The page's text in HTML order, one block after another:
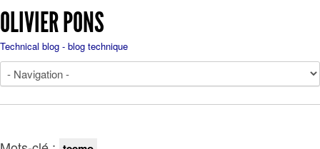
OLIVIER PONS
Technical blog - blog technique